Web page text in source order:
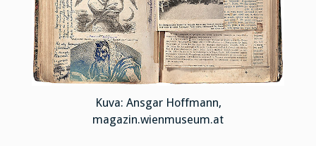
Kuva: Ansgar Hoffmann,
magazin.wienmuseum.at